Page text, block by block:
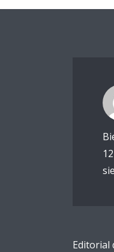
Editorial